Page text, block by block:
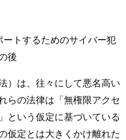
トするためのサイバー犯
後
）は、往々にして悪名高い
らの法律は「無権限アクセ
という仮定に基づいている
仮定とは大きくかけ離れた